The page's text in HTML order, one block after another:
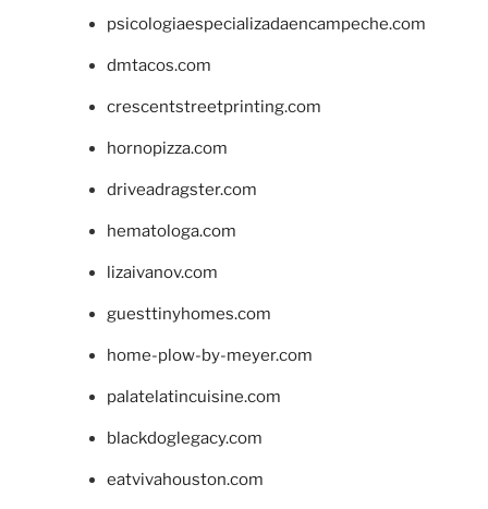
psicologiaespecializadaencampeche.com
dmtacos.com
crescentstreetprinting.com
hornopizza.com
driveadragster.com
hematologa.com
lizaivanov.com
guesttinyhomes.com
home-plow-by-meyer.com
palatelatincuisine.com
blackdoglegacy.com
eatvivahouston.com